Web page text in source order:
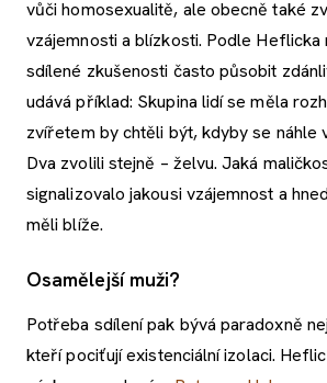
vůči homosexualitě, ale obecně také
vzájemnosti a blízkosti. Podle Heflicka
sdílené zkušenosti často působit
udává příklad: Skupina lidí se měla
zvířetem by chtěli být, kdyby se náhle
Dva zvolili stejně – želvu. Jaká
signalizovalo jakousi vzájemnost a
měli blíže.
Osamělejší muži?
Potřeba sdílení pak bývá paradoxně
kteří pociťují existenciální izolaci.